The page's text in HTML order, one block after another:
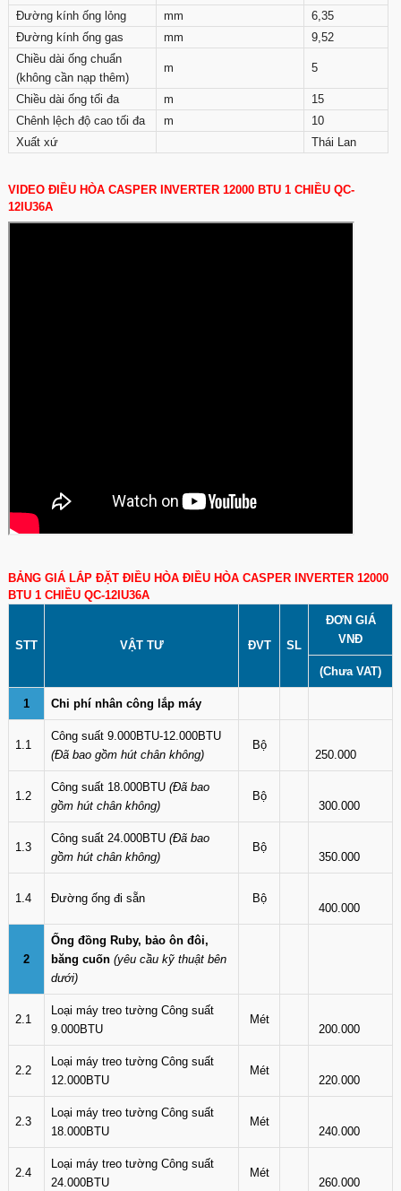
Đường kính ống lỏng
mm
6,35
Đường kính ống gas
mm
9,52
Chiều dài ống chuẩn
(không cần nạp thêm)
m 5
Chiều dài ống tối đa m
15
Chênh lệch độ cao tối đa
m
10
Xuất xứ
Thái Lan
VIDEO ĐIỀU HÒA CASPER INVERTER 12000 BTU 1 CHIỀU QC-
12IU36A
BẢNG GIÁ LẮP ĐẶT ĐIỀU HÒA ĐIỀU HÒA CASPER INVERTER 12000
BTU 1 CHIỀU QC-12IU36A
STT VẬT TƯ ĐVT SL
ĐƠN GIÁ
VNĐ
(Chưa VAT)
1 Chi phí nhân công lắp máy
1.1
Công suất 9.000BTU-12.000BTU
(Đã bao gồm hút chân không)
Bộ
250.000
1.2
Công suất 18.000BTU (Đã bao
gồm hút chân không)
Bộ
300.000
1.3
Công suất 24.000BTU (Đã bao
gồm hút chân không)
Bộ
350.000
1.4 Đường ống đi sẵn Bộ
400.000
2
Ống đồng Ruby, bảo ôn đôi,
băng cuốn (yêu cầu kỹ thuật bên
dưới)
2.1
Loại máy treo tường Công suất
9.000BTU
Mét
200.000
2.2
Loại máy treo tường Công suất
12.000BTU
Mét
220.000
2.3
Loại máy treo tường Công suất
18.000BTU
Mét
240.000
2.4
Loại máy treo tường Công suất
24.000BTU
Mét
260.000